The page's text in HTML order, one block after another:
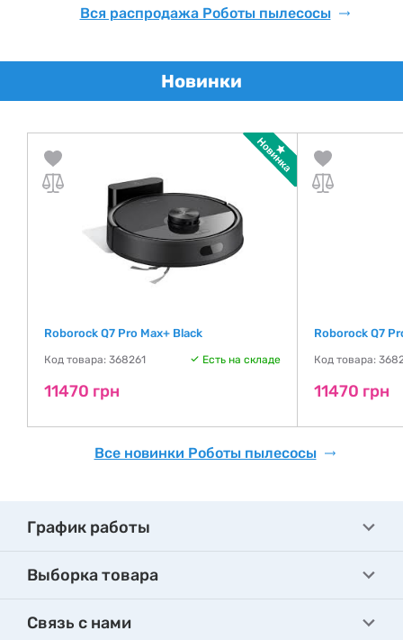
Вся распродажа Роботы пылесосы
Новинки
Roborock Q7 Pro Max+ Black
Код товара: 368261 Есть на складе
11470 грн
Roborock Q7
Код товара:
11470 грн
Все новинки Роботы пылесосы
График работы
Выборка товара
Связь с нами